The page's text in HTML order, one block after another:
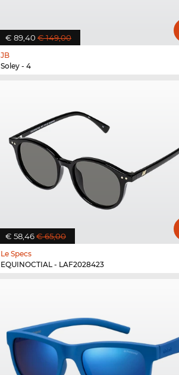
€ 89,40 € 149,00
JB
Soley - 4
€ 58,46€ 65,00
Le Specs
EQUINOCTIAL - LAF2028423